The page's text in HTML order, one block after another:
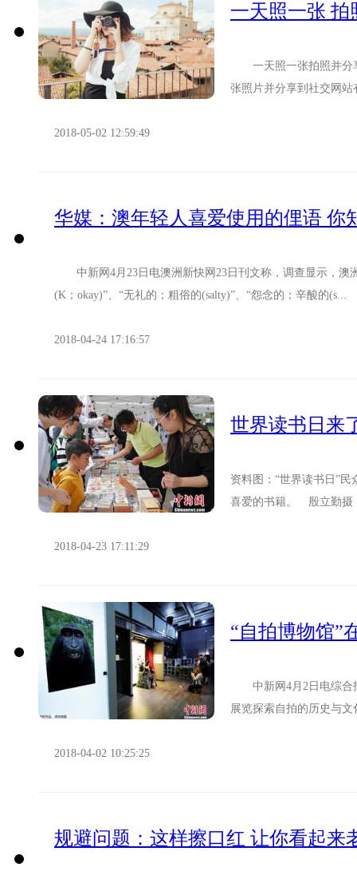
一天照一张
一天照一张拍照并分
张照片并分享到社交网
2018-05-02 12:59:49
华媒：澳年轻人喜爱使用的俚语 你
中新网4月23日电澳洲新快网23日刊文称，调查显示，澳
(K；okay)”、“无礼的；粗俗的(salty)”、“怨念的；辛酸的(s...
2018-04-24 17:16:57
世界读书日来
资料图：“世界读书日”
喜爱的书籍。 殷立勤摄
2018-04-23 17:11:29
“自拍博物馆”
中新网4月2日电综合报
展览探索自拍的历史与
2018-04-02 10:25:25
规避问题：这样擦口红 让你看起来